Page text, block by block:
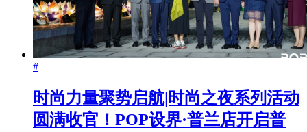
#
时尚力量聚势启航|时尚之夜系列活动
圆满收官！POP设界·普兰店开启普